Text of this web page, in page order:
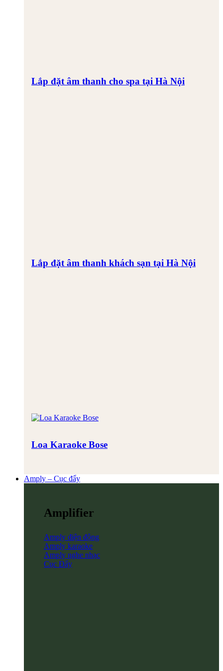
Lắp đặt âm thanh cho spa tại Hà Nội
Lắp đặt âm thanh khách sạn tại Hà Nội
Loa Karaoke Bose
Amply – Cục đẩy
Amplifier
Amply điện động
Amply karaoke
Amply nghe nhạc
Cục Đẩy